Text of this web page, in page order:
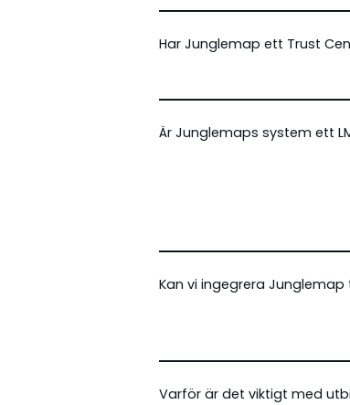
Har Junglemap ett Trust
Är Junglemaps system ett
Kan vi ingegrera Junglemap
Varför är det viktigt med